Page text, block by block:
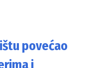
povećao
i